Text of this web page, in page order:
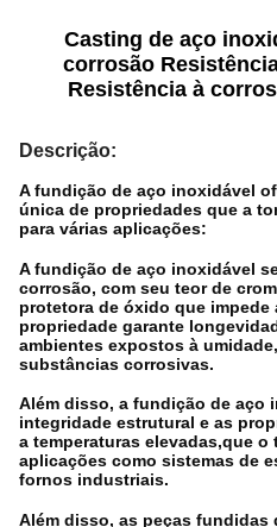
Casting de aço
corrosão
Resistência à
Descrição:
A fundição de aço inoxidável
única de propriedades que a
para várias aplicações:
A fundição de aço inoxidável
corrosão, com seu teor de
protetora de óxido que impede
propriedade garante
ambientes expostos à
substâncias corrosivas.
Além disso, a fundição de aço
integridade estrutural e as
a temperaturas elevadas,que o
aplicações como sistemas de
fornos industriais.
Além disso, as peças